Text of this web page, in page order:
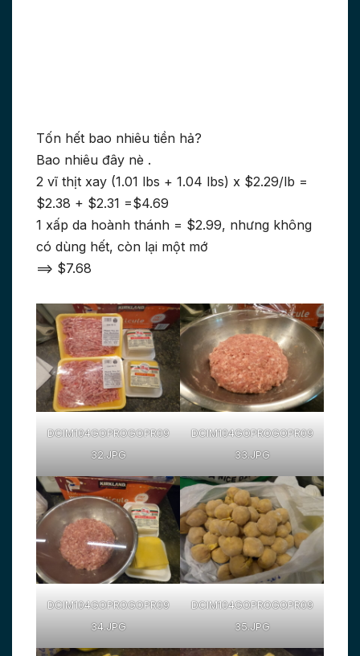
Tốn hết bao nhiêu tiền hả?
Bao nhiêu đây nè .
2 vĩ thịt xay (1.01 lbs + 1.04 lbs) x $2.29/lb =
$2.38 + $2.31 =$4.69
1 xấp da hoành thánh = $2.99, nhưng không
có dùng hết, còn lại một mớ
==> $7.68
DCIM104GOPROGOPR09
32.JPG
DCIM104GOPROGOPR09
33.JPG
DCIM104GOPROGOPR09
34.JPG
DCIM104GOPROGOPR09
35.JPG